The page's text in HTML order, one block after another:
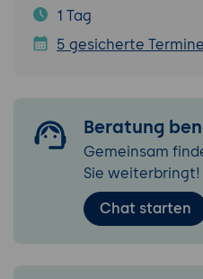
1 Tag
5 gesicherte Termine
Beratung
Gemeinsam
Sie weiterbringt!
Chat starten